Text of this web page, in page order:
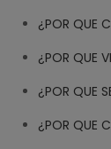
¿POR QUE
¿POR QUE
¿POR QUE
¿POR QUE